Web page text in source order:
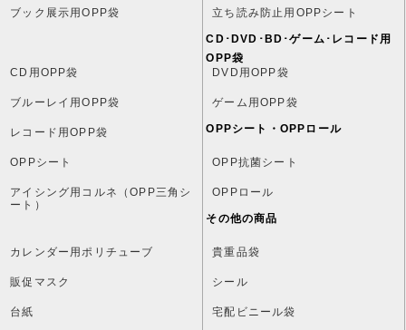
ブック展示用OPP袋 立ち読み防止用OPPシート
CD･DVD･BD･ゲーム･レコード用
OPP袋
CD用OPP袋
DVD用OPP袋
ブルーレイ用OPP袋 ゲーム用OPP袋
レコード用OPP袋 OPPシート・OPPロール
OPPシート OPP抗菌シート
アイシング用コルネ（OPP三角シ
ート）
OPPロール
その他の商品
カレンダー用ポリチューブ 貴重品袋
販促マスク シール
台紙 宅配ビニール袋